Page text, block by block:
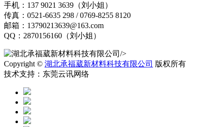
手机：137 9021 3639（刘小姐）
传真：0521-6635 298 / 0769-8255 8120
邮箱：13790213639@163.com
QQ：2870156160（刘小姐）
/>
Copyright © 湖北承福葳新材料科技有限公司 版权所有
技术支持：东莞云讯网络